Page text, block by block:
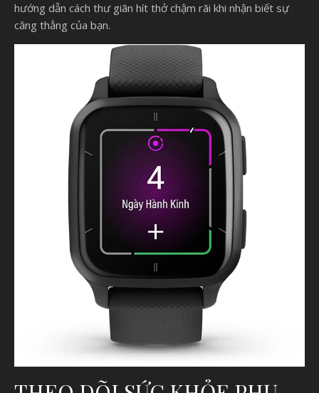
hướng dẫn cách thư giãn hít thở chậm rãi khi nhận biết sự
căng thẳng của bạn.